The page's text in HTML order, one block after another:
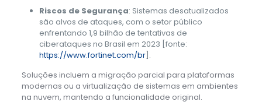
Riscos de Segurança: Sistemas desatualizados
são alvos de ataques, com o setor público
enfrentando 1,9 bilhão de tentativas de
ciberataques no Brasil em 2023 [fonte:
https://www.fortinet.com/br].
Soluções incluem a migração parcial para plataformas
modernas ou a virtualização de sistemas em ambientes
na nuvem, mantendo a funcionalidade original.